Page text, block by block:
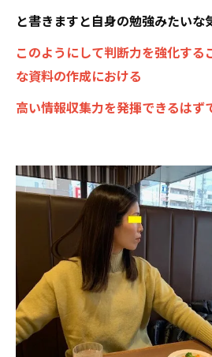
と書きますと自身の勉強みたいな
このようにして判断力を強化する
な資料の作成における
高い情報収集力を発揮できるはず